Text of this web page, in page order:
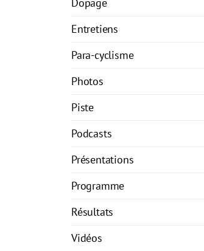
Entretiens
Para-cyclisme
Photos
Piste
Podcasts
Présentations
Programme
Résultats
Vidéos